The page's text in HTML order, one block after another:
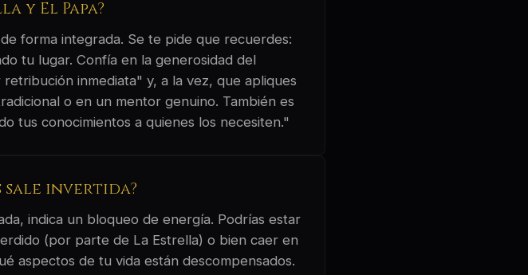
y El Papa?
forma integrada. Se te pide que recuerdes:
tu lugar. Confía en la generosidad del
inmediata" y, a la vez, que apliques
o en un mentor genuino. También es
tus conocimientos a quienes los necesiten."
sale invertida?
indica un bloqueo de energía. Podrías estar
(por parte de La Estrella) o bien caer en
aspectos de tu vida están descompensados.